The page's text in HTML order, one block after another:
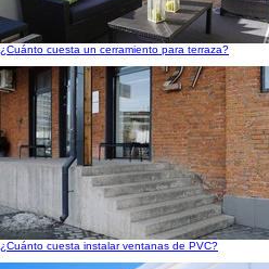
¿Cuánto cuesta un cerramiento para terraza?
¿Cuánto cuesta instalar ventanas de PVC?